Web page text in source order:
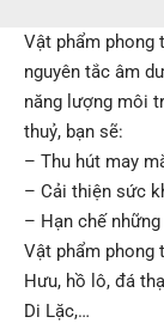
Vật phẩm phong
nguyên tắc âm
năng lượng môi
thuỷ, bạn sẽ:
– Thu hút may
– Cải thiện sức
– Hạn chế
Vật phẩm phong
Hưu, hồ lô, đá
Di Lặc,…